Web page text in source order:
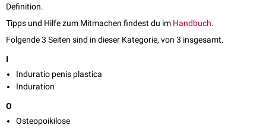
Definition.
Tipps und Hilfe zum Mitmachen findest du im Handbuch.
Folgende 3 Seiten sind in dieser Kategorie, von 3 insgesamt.
I
Induratio penis plastica
Induration
O
Osteopoikilose